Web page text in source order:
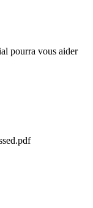
pourra vous aider